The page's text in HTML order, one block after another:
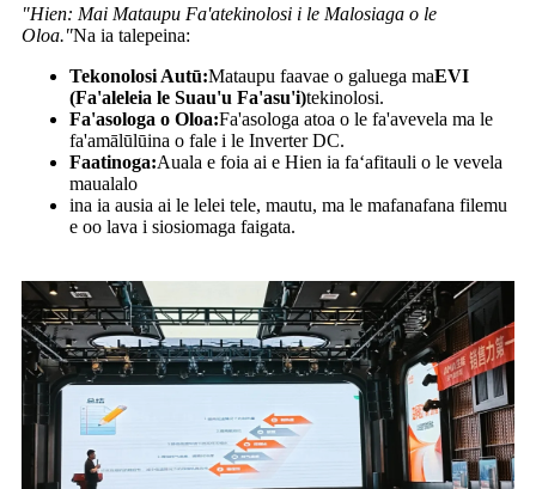
"Hien: Mai Mataupu Fa'atekinolosi i le Malosiaga o le
Oloa."Na ia talepeina:
Tekonolosi Autū:Mataupu faavae o galuega maEVI
(Fa'aleleia le Suau'u Fa'asu'i)tekinolosi.
Fa'asologa o Oloa:Fa'asologa atoa o le fa'avevela ma le
fa'amālūlūina o fale i le Inverter DC.
Faatinoga:Auala e foia ai e Hien ia faʻafitauli o le vevela
maualalo
ina ia ausia ai le lelei tele, mautu, ma le mafanafana filemu
e oo lava i siosiomaga faigata.